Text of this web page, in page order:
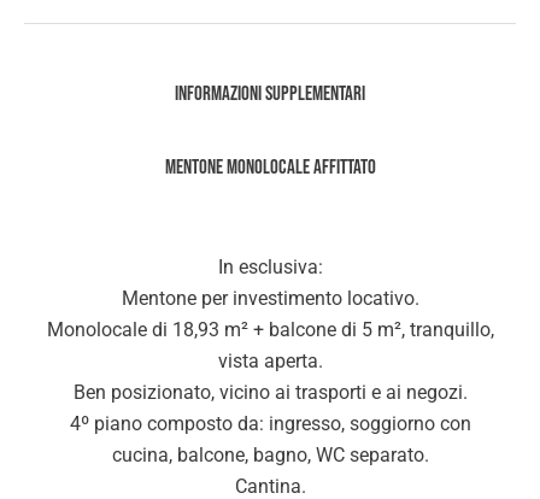
Informazioni supplementari
Mentone MONOLOCALE AFFITTATO
In esclusiva:
Mentone per investimento locativo.
Monolocale di 18,93 m² + balcone di 5 m², tranquillo,
vista aperta.
Ben posizionato, vicino ai trasporti e ai negozi.
4º piano composto da: ingresso, soggiorno con
cucina, balcone, bagno, WC separato.
Cantina.